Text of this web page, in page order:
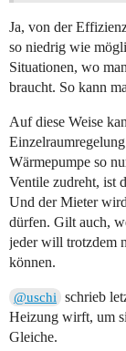
Ja, von der
so niedrig wie
Situationen, wo
braucht. So kann
Auf diese Weise
Wärmepumpe so
Ventile zudreht, ist
Und der Mieter
dürfen. Gilt auch,
jeder will trotzdem
können.
@uschi
schrieb
Heizung wirft, um
Gleiche.